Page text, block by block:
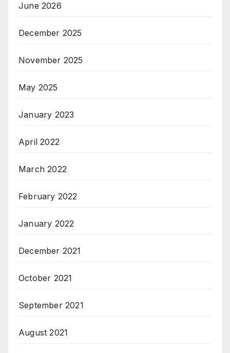
June 2026
December 2025
November 2025
May 2025
January 2023
April 2022
March 2022
February 2022
January 2022
December 2021
October 2021
September 2021
August 2021